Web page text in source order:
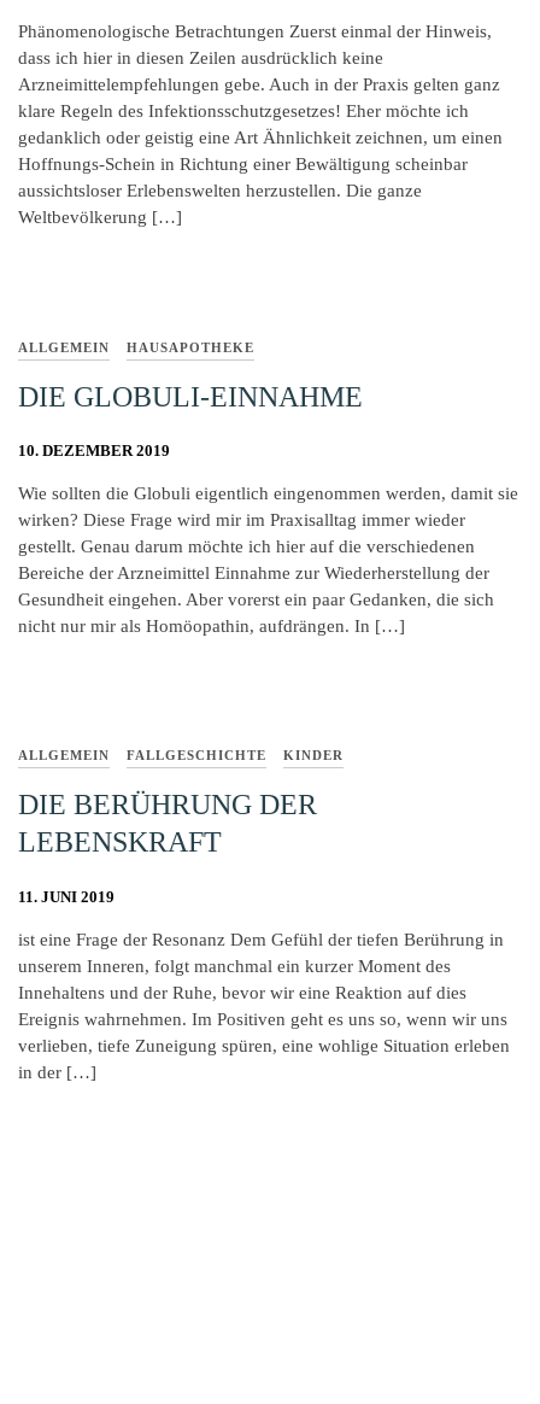
Phänomenologische Betrachtungen Zuerst einmal der Hinweis,
dass ich hier in diesen Zeilen ausdrücklich keine
Arzneimittelempfehlungen gebe. Auch in der Praxis gelten ganz
klare Regeln des Infektionsschutzgesetzes! Eher möchte ich
gedanklich oder geistig eine Art Ähnlichkeit zeichnen, um einen
Hoffnungs-Schein in Richtung einer Bewältigung scheinbar
aussichtsloser Erlebenswelten herzustellen. Die ganze
Weltbevölkerung […]
ALLGEMEIN HAUSAPOTHEKE
DIE GLOBULI-EINNAHME
10. DEZEMBER 2019
Wie sollten die Globuli eigentlich eingenommen werden, damit sie
wirken? Diese Frage wird mir im Praxisalltag immer wieder
gestellt. Genau darum möchte ich hier auf die verschiedenen
Bereiche der Arzneimittel Einnahme zur Wiederherstellung der
Gesundheit eingehen. Aber vorerst ein paar Gedanken, die sich
nicht nur mir als Homöopathin, aufdrängen. In […]
ALLGEMEIN FALLGESCHICHTE KINDER
DIE BERÜHRUNG DER
LEBENSKRAFT
11. JUNI 2019
ist eine Frage der Resonanz Dem Gefühl der tiefen Berührung in
unserem Inneren, folgt manchmal ein kurzer Moment des
Innehaltens und der Ruhe, bevor wir eine Reaktion auf dies
Ereignis wahrnehmen. Im Positiven geht es uns so, wenn wir uns
verlieben, tiefe Zuneigung spüren, eine wohlige Situation erleben
in der […]